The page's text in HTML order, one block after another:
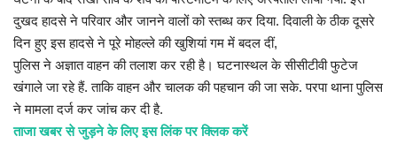
दुखद हादसे ने परिवार और जानने वालों को स्तब्ध कर दिया. दिवाली के ठीक दूसरे
दिन हुए इस हादसे ने पूरे मोहल्ले की खुशियां गम में बदल दीं,
पुलिस ने अज्ञात वाहन की तलाश कर रही है। घटनास्थल के सीसीटीवी फुटेज
खंगाले जा रहे हैं. ताकि वाहन और चालक की पहचान की जा सके. परपा थाना पुलिस
ने मामला दर्ज कर जांच कर दी है.
ताजा खबर से जुड़ने के लिए इस लिंक पर क्लिक करें